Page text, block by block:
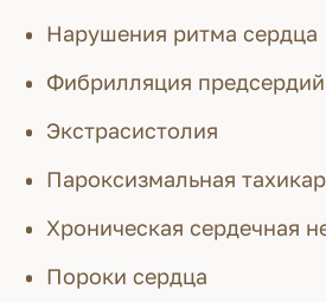
Нарушения ритма сердца
Фибрилляция
Экстрасистолия
Пароксизмальная
Хроническая сердечная
Пороки сердца